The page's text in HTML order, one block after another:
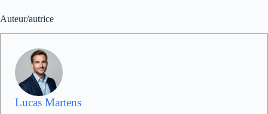
Auteur/autrice
Lucas Martens